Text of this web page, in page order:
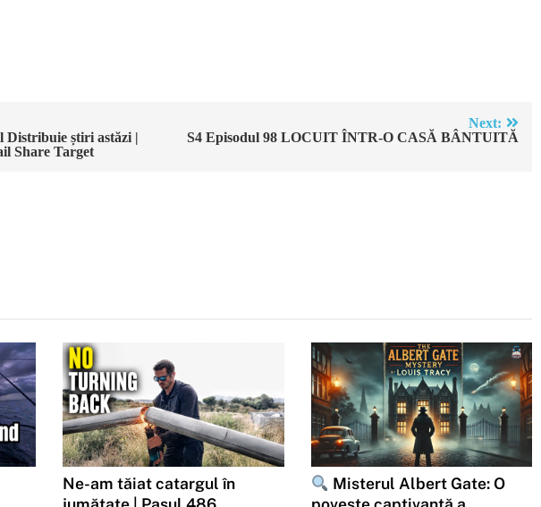
Distribuie știri astăzi |
Share Target
Next:
S4 Episodul 98 LOCUIT ÎNTR-O CASĂ BÂNTUITĂ
Ne-am tăiat catargul în
Misterul Albert Gate: O